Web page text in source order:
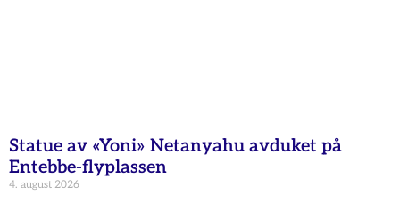
Statue av «Yoni» Netanyahu avduket på
Entebbe-flyplassen
4. august 2026